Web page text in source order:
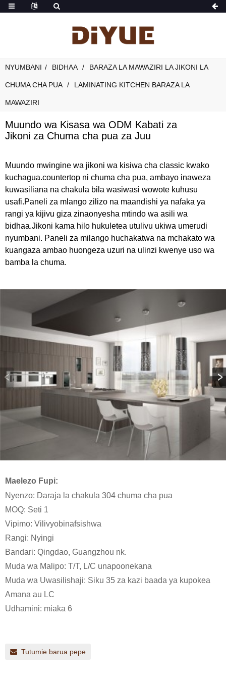
NYUMBANI BIDHAA BARAZA LA MAWAZIRI LA JIKONI LA
CHUMA CHA PUA LAMINATING KITCHEN BARAZA LA
MAWAZIRI
Muundo wa Kisasa wa ODM Kabati za
Jikoni za Chuma cha pua za Juu
Muundo mwingine wa jikoni wa kisiwa cha classic kwako
kuchagua.countertop ni chuma cha pua, ambayo inaweza
kuwasiliana na chakula bila wasiwasi wowote kuhusu
usafi.Paneli za mlango zilizo na maandishi ya nafaka ya
rangi ya kijivu giza zinaonyesha mtindo wa asili wa
bidhaa.Jikoni kama hilo hukuletea utulivu ukiwa umerudi
nyumbani. Paneli za milango huchakatwa na mchakato wa
kuangaza ambao huongeza uzuri na ulinzi kwenye uso wa
bamba la chuma.
Maelezo Fupi:
Nyenzo: Daraja la chakula 304 chuma cha pua
MOQ: Seti 1
Vipimo: Vilivyobinafsishwa
Rangi: Nyingi
Bandari: Qingdao, Guangzhou nk.
Muda wa Malipo: T/T, L/C unapoonekana
Muda wa Uwasilishaji: Siku 35 za kazi baada ya kupokea
Amana au LC
Udhamini: miaka 6
Tutumie barua pepe